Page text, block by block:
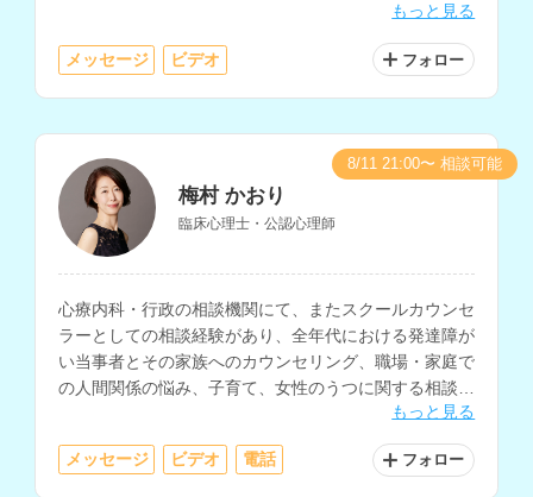
持ちで、夢分析などのイメージを用いたアプローチも取
もっと見る
メッセージ ビデオ フォロー
梅村 かおり
臨床心理士・公認心理師
心療内科・行政の相談機関にて、またスクールカウンセ
ラーとしての相談経験があり、全年代における発達障が
い当事者とその家族へのカウンセリング、職場・家庭で
の人間関係の悩み、子育て、女性のうつに関する相談を
もっと見る
メッセージ ビデオ 電話 フォロー
8/11 21:00〜 相談可能